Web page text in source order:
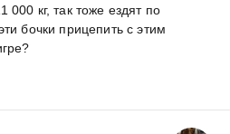
кг, так тоже ездят по
бочки прицепить с этим